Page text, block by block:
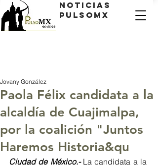
Noticias
PulsoMX
Paola Félix candidata a la
alcaldía de Cuajimalpa,
por la coalición "Juntos
Haremos Historia&qu
Jovany González
Ciudad de México.- La candidata a la